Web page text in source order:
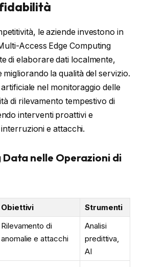
le aziende investono in
Access Edge Computing
di elaborare dati localmente,
migliorando la qualità del servizio.
artificiale nel monitoraggio delle
di rilevamento tempestivo di
interventi proattivi e
e attacchi.
Data nelle Operazioni di
Obiettivi
Strumenti
Rilevamento di
anomalie e attacchi
Analisi
predittiva,
AI